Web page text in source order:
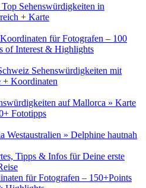
Sehenswürdigkeiten in
+ Karte
für Fotografen – 100
of Interest & Highlights
Sehenswürdigkeiten mit
+ Koordinaten
auf Mallorca » Karte
Fototipps
Westaustralien » Delphine hautnah
Tipps & Infos für Deine erste
für Fotografen – 150+Points